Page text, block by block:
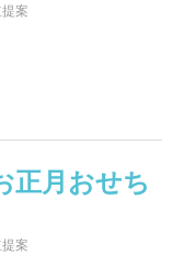
案
正月おせち
案